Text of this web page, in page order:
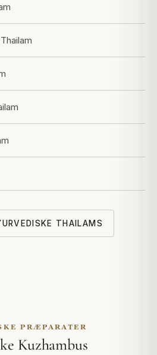
THAILAMS
PRÆPARATER
Kuzhambus